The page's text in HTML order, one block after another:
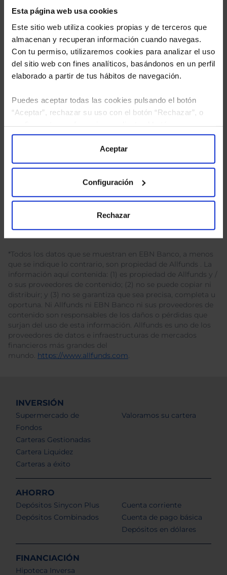
Esta página web usa cookies
Este sitio web utiliza cookies propias y de terceros que
almacenan y recuperan información cuando navegas.
Con tu permiso, utilizaremos cookies para analizar el uso
del sitio web con fines analíticos, basándonos en un perfil
elaborado a partir de tus hábitos de navegación.
Puedes aceptar todas las cookies pulsando el botón
“Aceptar”, rechazar su uso con el botón “Rechazar”, o
“Configuración”. Consulta nuestraPolítica
para más información.
Aceptar
Configuración
Rechazar
He leídola política de privacidady consiento el
*Todos los datos que se muestran en EBN Banco, a menos
que se indique lo contrario, son propiedad de Allfunds . La
información aquí contenida: (1) es propiedad de Allfunds y /
o sus proveedores de contenido; (2) no se puede copiar ni
distribuir; y (3) no se garantiza que sea precisa, completa u
oportuna. Ni Allfunds ni EBN Banco ni sus proveedores de
contenido son responsables de los daños o pérdidas que
surjan del uso de esta información. Allfunds es uno de los
proveedores de datos e infraestructuras de mercados
financieros más grandes del
mundo. https://www.allfunds.com.
INVERSIÓN
Supermercado de
Fondos
Carteras Gestionadas
Cartera Liquidez
Carteras a éxito
Valoramos su cartera
AHORRO
Depósitos Sinycon Plus
Depósitos Combinados
Cuenta corriente
Cuenta de pago básica
Depósitos en dólares
FINANCIACIÓN
Hipoteca Inversa